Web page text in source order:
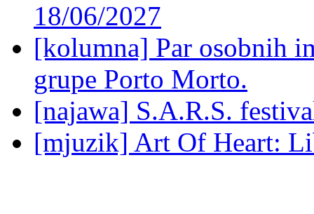
18/06/2027
[kolumna] Par osobnih
grupe Porto Morto.
[najawa] S.A.R.S.
[mjuzik] Art Of Heart: